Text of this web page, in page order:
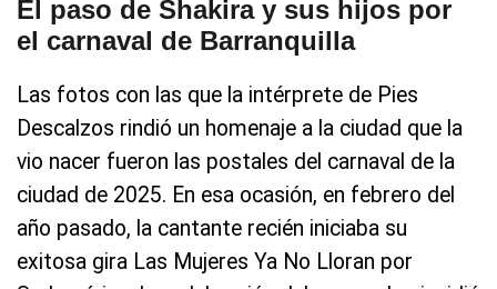
El paso de Shakira y sus hijos por
el carnaval de Barranquilla
Las fotos con las que la intérprete de Pies
Descalzos rindió un homenaje a la ciudad que la
vio nacer fueron las postales del carnaval de la
ciudad de 2025. En esa ocasión, en febrero del
año pasado, la cantante recién iniciaba su
exitosa gira Las Mujeres Ya No Lloran por